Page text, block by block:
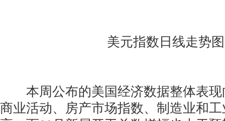
美元指数日线走势图
本周公布的美国经济数据整体表现
商业活动、房产市场指数、制造业和